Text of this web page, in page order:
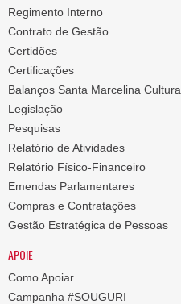
Regimento Interno
Contrato de Gestão
Certidões
Certificações
Balanços Santa Marcelina Cultura
Legislação
Pesquisas
Relatório de Atividades
Relatório Físico-Financeiro
Emendas Parlamentares
Compras e Contratações
Gestão Estratégica de Pessoas
APOIE
Como Apoiar
Campanha #SOUGURI